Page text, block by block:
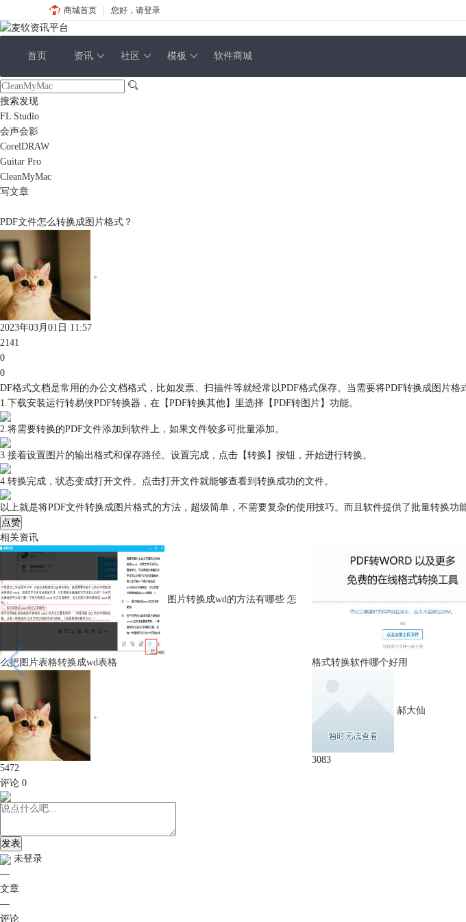
商城首页 您好，请登录
首页 资讯 社区 模板 软件商城
搜索发现
FL Studio
会声会影
CorelDRAW
Guitar Pro
CleanMyMac
写文章
PDF文件怎么转换成图片格式？
。
2023年03月01日 11:57
2141
0
0
DF格式文档是常用的办公文档格式，比如发票、扫描件等就经常以PDF格式保存。当需要将PDF转换成图片格
1.下载安装运行转易侠PDF转换器，在【PDF转换其他】里选择【PDF转图片】功能。
2.将需要转换的PDF文件添加到软件上，如果文件较多可批量添加。
3.接着设置图片的输出格式和保存路径。设置完成，点击【转换】按钮，开始进行转换。
4.转换完成，状态变成打开文件。点击打开文件就能够查看到转换成功的文件。
以上就是将PDF文件转换成图片格式的方法，超级简单，不需要复杂的使用技巧。而且软件提供了批量转换功
点赞
相关资讯
图片转换成wd的方法有哪些 怎
么把图片表格转换成wd表格
。
5472
格式转换软件哪个好用
郝大仙
3083
评论 0
发表
未登录
—
文章
—
评论